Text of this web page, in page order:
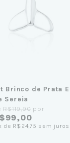
Brinco de Prata
Sereia
R$119,90 por
de R$24,75 sem juros